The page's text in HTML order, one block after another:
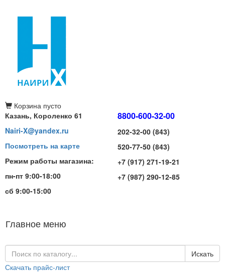
Корзина пусто
Казань, Короленко 61
Nairi-X@yandex.ru
Посмотреть на карте
Режим работы магазина:
пн-пт 9:00-18:00
сб 9:00-15:00
8800-600-32-00
202-32-00 (843)
520-77-50 (843)
+7 (917) 271-19-21
+7 (987) 290-12-85
Главное меню
Искать
Скачать прайс-лист